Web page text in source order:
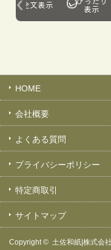
HOME
会社概要
よくある質問
プライバシーポリシー
特定商取引
サイトマップ
Copyright © 土佐和紙|株式会